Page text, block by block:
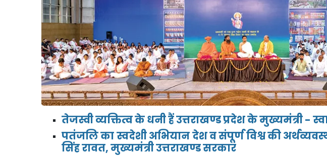
तेजस्वी व्यक्तित्व के धनी हैं उत्तराखण्ड प्रदेश के मुख्यमंत्री -
पतंजलि का स्वदेशी अभियान देश व संपूर्ण विश्व की
सिंह रावत,मुख्यमंत्री उत्तराखण्ड सरकार